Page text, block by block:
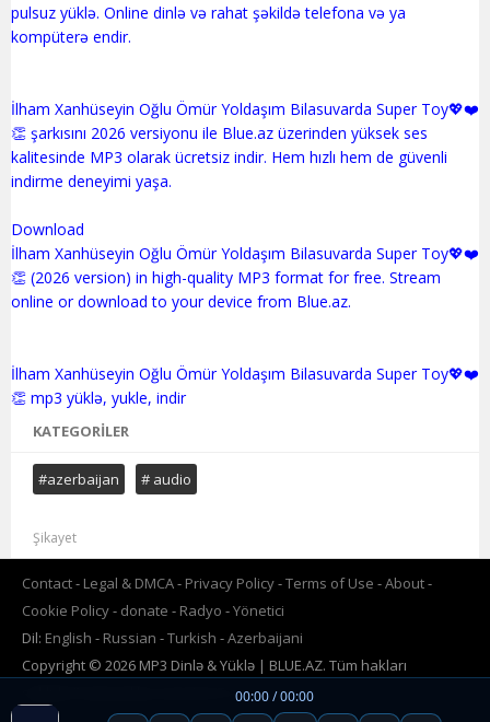
pulsuz yüklə. Online dinlə və rahat şəkildə telefona və ya
kompüterə endir.
İlham Xanhüseyin Oğlu Ömür Yoldaşım Bilasuvarda Super Toy💖❤️
👏 şarkısını 2026 versiyonu ile Blue.az üzerinden yüksek ses
kalitesinde MP3 olarak ücretsiz indir. Hem hızlı hem de güvenli
indirme deneyimi yaşa.
Download
İlham Xanhüseyin Oğlu Ömür Yoldaşım Bilasuvarda Super Toy💖❤️
👏 (2026 version) in high-quality MP3 format for free. Stream
online or download to your device from Blue.az.
İlham Xanhüseyin Oğlu Ömür Yoldaşım Bilasuvarda Super Toy💖❤️
KATEGORILER
#azerbaijan # audio
Şikayet
Contact Legal & DMCA Privacy Policy Terms of Use
About
Cookie Policy
donate Radyo
Yönetici
Dil: English Russian Turkish
Azerbaijani
Copyright © 2026 MP3 Dinlə & Yüklə | BLUE.AZ. Tüm hakları
www.BLUE.az00:00 / 00:00